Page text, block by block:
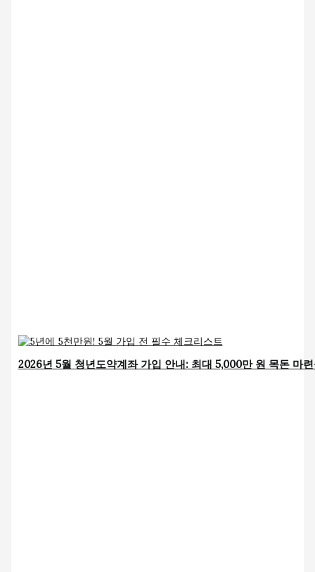
2026년 5월 청년도약계좌 가입 안내: 최대 5,000만 원 목돈 마